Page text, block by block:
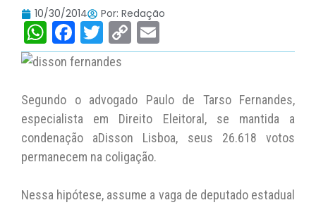
10/30/2014 Por: Redação
W
h
s
A
p
p
F
a
e
b
o
o
k
T
w
er
C
o
y
Li
n
k
m
l
Segundo o advogado Paulo de Tarso Fernandes,
especialista em Direito Eleitoral, se mantida a
condenação aDisson Lisboa, seus 26.618 votos
permanecem na coligação.
Nessa hipótese, assume a vaga de deputado estadual